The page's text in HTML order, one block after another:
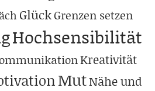
GlückGrenzen setzen
Hochsensibilität
Kreativität
MutNähe und